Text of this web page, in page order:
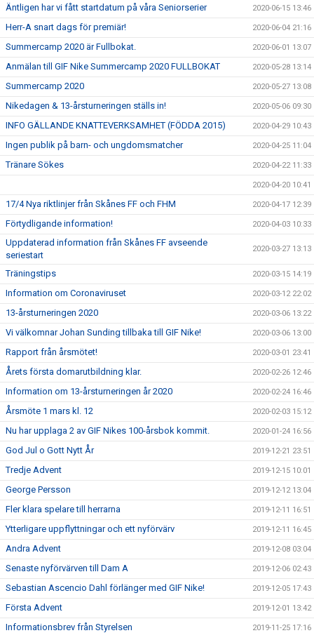
Äntligen har vi fått startdatum på våra Seniorserier 2020-06-15 13:46
Herr-A snart dags för premiär! 2020-06-04 21:16
Summercamp 2020 är Fullbokat. 2020-06-01 13:07
Anmälan till GIF Nike Summercamp 2020 FULLBOKAT 2020-05-28 13:14
Summercamp 2020 2020-05-27 13:08
Nikedagen & 13-årsturneringen ställs in! 2020-05-06 09:30
INFO GÄLLANDE KNATTEVERKSAMHET (FÖDDA 2015) 2020-04-29 10:43
Ingen publik på barn- och ungdomsmatcher 2020-04-25 11:04
Tränare Sökes 2020-04-22 11:33
2020-04-20 10:41
17/4 Nya riktlinjer från Skånes FF och FHM 2020-04-17 12:39
Förtydligande information! 2020-04-03 10:33
Uppdaterad information från Skånes FF avseende
seriestart
2020-03-27 13:13
Träningstips 2020-03-15 14:19
Information om Coronaviruset 2020-03-12 22:02
13-årsturneringen 2020 2020-03-06 13:22
Vi välkomnar Johan Sunding tillbaka till GIF Nike! 2020-03-06 13:00
Rapport från årsmötet! 2020-03-01 23:41
Årets första domarutbildning klar. 2020-02-26 12:46
Information om 13-årsturneringen år 2020 2020-02-24 16:46
Årsmöte 1 mars kl. 12 2020-02-03 15:12
Nu har upplaga 2 av GIF Nikes 100-årsbok kommit. 2020-01-24 16:56
God Jul o Gott Nytt År 2019-12-21 23:51
Tredje Advent 2019-12-15 10:01
George Persson 2019-12-12 13:04
Fler klara spelare till herrarna 2019-12-11 16:51
Ytterligare uppflyttningar och ett nyförvärv 2019-12-11 16:45
Andra Advent 2019-12-08 03:04
Senaste nyförvärven till Dam A 2019-12-06 02:43
Sebastian Ascencio Dahl förlänger med GIF Nike! 2019-12-05 17:43
Första Advent 2019-12-01 13:42
Informationsbrev från Styrelsen 2019-11-25 17:16